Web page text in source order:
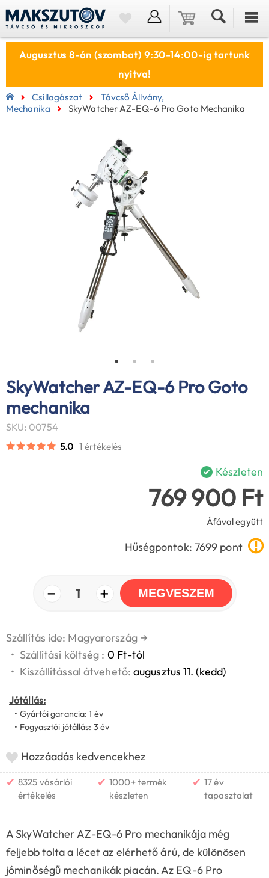
Augusztus 8-án (szombat) 9:30-14:00-ig tartunk
nyitva!
Csillagászat
Távcső Állvány,
Mechanika
SkyWatcher AZ-EQ-6 Pro Goto Mechanika
SkyWatcher AZ-EQ-6 Pro Goto
mechanika
SKU: 00754
5.0 1 értékelés
Készleten
769 900 Ft
Áfával együtt
Hűségpontok: 7699 pont
− 1 + MEGVESZEM
Szállítás ide: Magyarország →
• Szállítási költség : 0 Ft-tól
• Kiszállítással átvehető:augusztus 11. (kedd)
Jótállás:
• Gyártói garancia: 1 év
• Fogyasztói jótállás: 3 év
Hozzáadás kedvencekhez
✔ 8325 vásárlói
értékelés
✔ 1000+ termék
készleten
✔ 17 év
tapasztalat
A SkyWatcher AZ-EQ-6 Pro mechanikája még
feljebb tolta a lécet az elérhető árú, de különösen
jóminőségű mechanikák piacán. Az EQ-6 Pro